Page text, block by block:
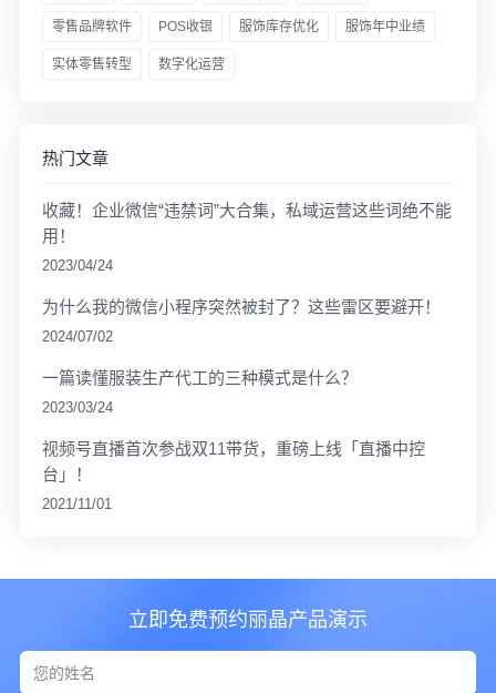
零售品牌软件 POS收银 服饰库存优化 服饰年中业绩
实体零售转型 数字化运营
热门文章
收藏！企业微信“违禁词”大合集，私域运营这些词绝不能
用！
2023/04/24
为什么我的微信小程序突然被封了？这些雷区要避开！
2024/07/02
一篇读懂服装生产代工的三种模式是什么？
2023/03/24
视频号直播首次参战双11带货，重磅上线「直播中控
台」！
2021/11/01
立即免费预约丽晶产品演示